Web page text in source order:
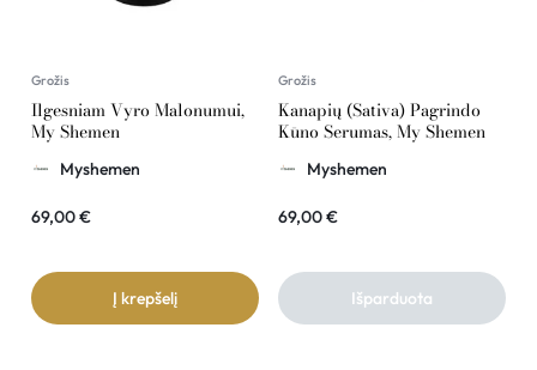
Grožis
Ilgesniam Vyro Malonumui,
My Shemen
Myshemen
69,00€
Į krepšelį
Grožis
Kanapių (Sativa) Pagrindo
Kūno Serumas, My Shemen
Myshemen
69,00€
Išparduota